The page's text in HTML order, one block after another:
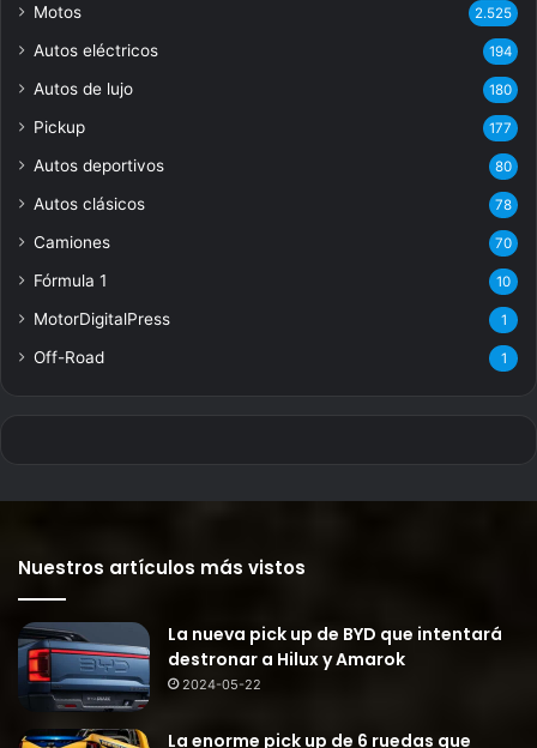
Motos 2.525
Autos eléctricos 194
Autos de lujo 180
Pickup 177
Autos deportivos 80
Autos clásicos 78
Camiones 70
Fórmula 1 10
MotorDigitalPress 1
Off-Road 1
Nuestros artículos más vistos
La nueva pick up de BYD que intentará
destronar a Hilux y Amarok
2024-05-22
La enorme pick up de 6 ruedas que